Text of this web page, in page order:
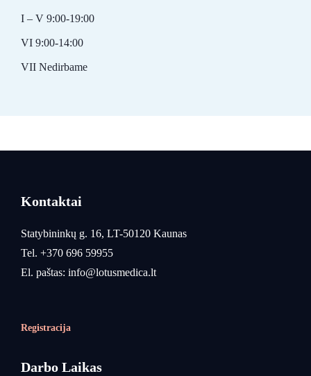
I – V 9:00-19:00
VI 9:00-14:00
VII Nedirbame
Kontaktai
Statybininkų g. 16, LT-50120 Kaunas
Tel. +370 696 59955
El. paštas: info@lotusmedica.lt
Registracija
Darbo Laikas